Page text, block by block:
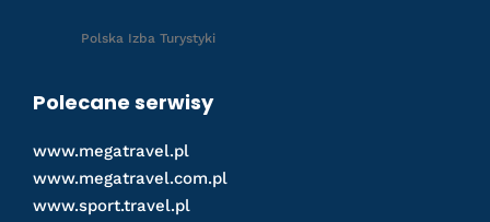
Polska Izba Turystyki
Polecane serwisy
www.megatravel.pl
www.megatravel.com.pl
www.sport.travel.pl